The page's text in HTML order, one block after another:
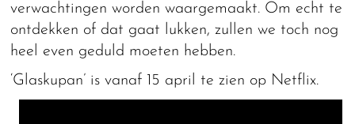
verwachtingen worden waargemaakt. Om echt te
ontdekken of dat gaat lukken, zullen we toch nog
heel even geduld moeten hebben.
‘Glaskupan’ is vanaf 15 april te zien op Netflix.